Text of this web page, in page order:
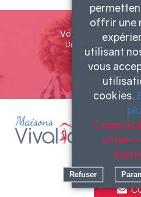
offrir une
utilisant
vous
cookies.
utilse-
Refuser
Votre étude
Une étude gratuite et
C'est